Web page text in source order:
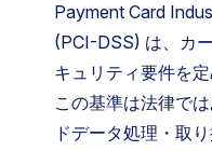
Payment Card
(PCI-DSS) は、カ
キュリティ要件を
この基準は法律で
ドデータ処理・取